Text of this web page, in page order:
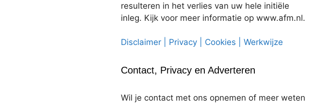
resulteren in het verlies van uw hele initiële
inleg. Kijk voor meer informatie op www.afm.nl.
Disclaimer | Privacy | Cookies | Werkwijze
Contact, Privacy en Adverteren
Wil je contact met ons opnemen of meer weten